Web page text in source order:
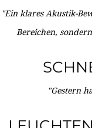
"Ein klares Akustik-
Bereichen,
"Gestern